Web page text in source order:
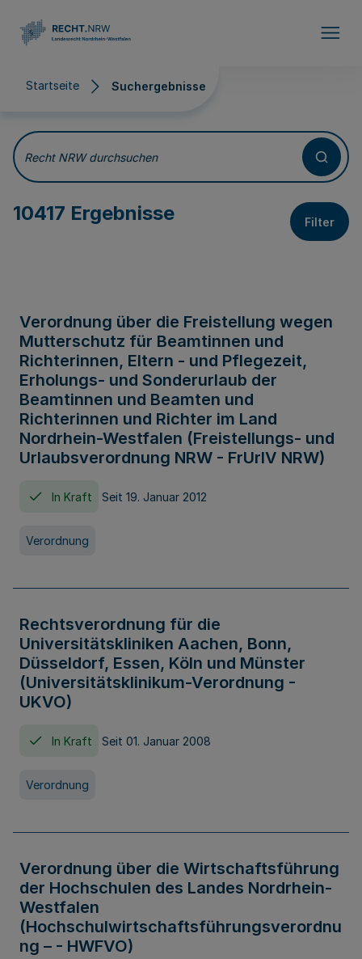
Startseite Suchergebnisse
Suchergebnisse
Recht NRW durchsuchen
10417 Ergebnisse Filter
Verordnung über die Freistellung wegen
Mutterschutz für Beamtinnen und
Richterinnen, Eltern - und Pflegezeit,
Erholungs- und Sonderurlaub der
Beamtinnen und Beamten und
Richterinnen und Richter im Land
Nordrhein-Westfalen (Freistellungs- und
Urlaubsverordnung NRW - FrUrlV NRW)
In Kraft Seit 19. Januar 2012
Verordnung
Rechtsverordnung für die
Universitätskliniken Aachen, Bonn,
Düsseldorf, Essen, Köln und Münster
(Universitätsklinikum-Verordnung -
UKVO)
In Kraft Seit 01. Januar 2008
Verordnung
Verordnung über die Wirtschaftsführung
der Hochschulen des Landes Nordrhein-
Westfalen
(Hochschulwirtschaftsführungsverordnu
ng – - HWFVO)